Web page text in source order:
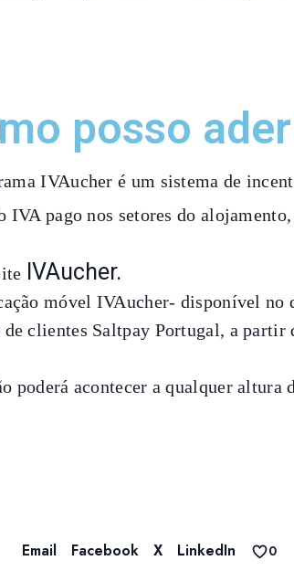
posso
IVAucher é um sistema de
IVA pago nos setores do
IVAucher.
móvel IVAucher- disponível no
de clientes Saltpay Portugal, a partir
poderá acontecer a qualquer
Email Facebook X LinkedIn 0